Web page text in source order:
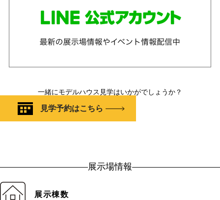
一緒にモデルハウス見学はいかがでしょうか？
見学予約はこちら
展示場情報
展示棟数